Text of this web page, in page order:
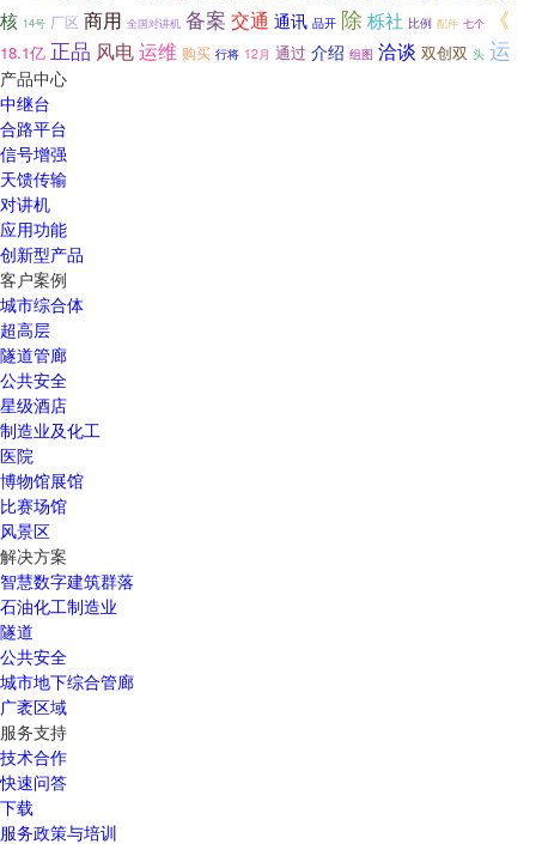
核 14号 厂区 商用 全国对讲机 备案 交通 通讯 品开 除 栎社 比例 配件 七个 《
18.1亿 正品 风电运维 购买 行将 12月 通过 介绍 组图 洽谈 双创双 头 运
产品中心
中继台
合路平台
信号增强
天馈传输
对讲机
应用功能
创新型产品
客户案例
城市综合体
超高层
隧道管廊
公共安全
星级酒店
制造业及化工
医院
博物馆展馆
比赛场馆
风景区
解决方案
智慧数字建筑群落
石油化工制造业
隧道
公共安全
城市地下综合管廊
广袤区域
服务支持
技术合作
快速问答
下载
服务政策与培训